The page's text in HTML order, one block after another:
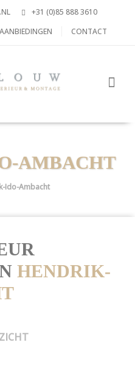
+31 (0)85 888 3610
AANBIEDINGEN CONTACT
AMBACHT
Ido-Ambacht
HENDRIK-